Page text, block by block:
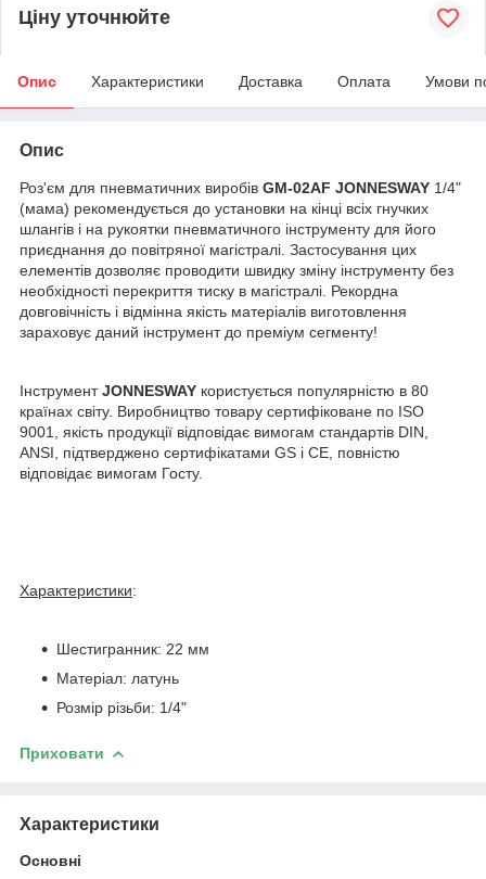
Ціну уточнюйте
Опис Характеристики Доставка Оплата Умови
Опис
Роз'єм для пневматичних виробів GM-02AF JONNESWAY 1/4"
(мама) рекомендується до установки на кінці всіх гнучких
шлангів і на рукоятки пневматичного інструменту для його
приєднання до повітряної магістралі. Застосування цих
елементів дозволяє проводити швидку зміну інструменту без
необхідності перекриття тиску в магістралі. Рекордна
довговічність і відмінна якість матеріалів виготовлення
зараховує даний інструмент до преміум сегменту!
ІнструментJONNESWAY користується популярністю в 80
країнах світу. Виробництво товару сертифіковане по ISO
9001, якість продукції відповідає вимогам стандартів DIN,
ANSI, підтверджено сертифікатами GS і СЕ, повністю
відповідає вимогам Госту.
Характеристики:
Шестигранник: 22 мм
Матеріал: латунь
Розмір різьби: 1/4"
Приховати
Характеристики
Основні